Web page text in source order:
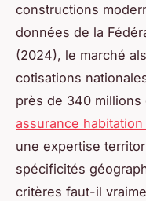
constructions
données de la
(2024), le marché
cotisations
près de 340
assurance
une expertise
spécificités
critères faut-il